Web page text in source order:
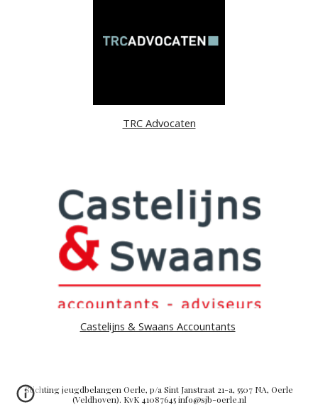
TRC Advocaten
Castelijns & Swaans Accountants
Stichting jeugdbelangen Oerle, p/a Sint Janstraat 21-a, 5507 NA, Oerle
(Veldhoven). KvK 41087645 info@sjb-oerle.nl